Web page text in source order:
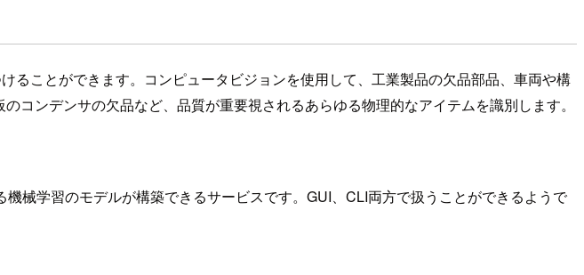
ることができます。コンピュータビジョンを使用して、工業製品の欠品部品、車両や構
ンデンサの欠品など、品質が重要視されるあらゆる物理的なアイテムを識別します。
械学習のモデルが構築できるサービスです。GUI、CLI両方で扱うことができるようで